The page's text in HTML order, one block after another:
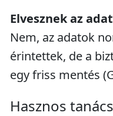
Elvesznek az
Nem, az adatok
érintettek, de a
egy friss mentés
Hasznos